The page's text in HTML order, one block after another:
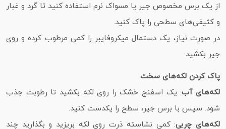
از یک برس مخصوص جیر یا مسواک نرم استفاده کنید تا گرد و غبار
و کثیفی‌های سطحی را پاک کنید.
در صورت نیاز، یک دستمال میکروفایبر را کمی مرطوب کرده و روی
جیر بکشید.
پاک کردن لکه‌های سخت
لکه‌های آب: یک اسفنج خشک را روی لکه بکشید تا رطوبت جذب
شود. سپس با برس جیر، سطح را یکدست کنید.
لکه‌های چربی: کمی نشاسته ذرت روی لکه بریزید و بگذارید چند